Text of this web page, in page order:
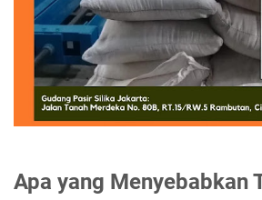
Apa yang Menyebabkan